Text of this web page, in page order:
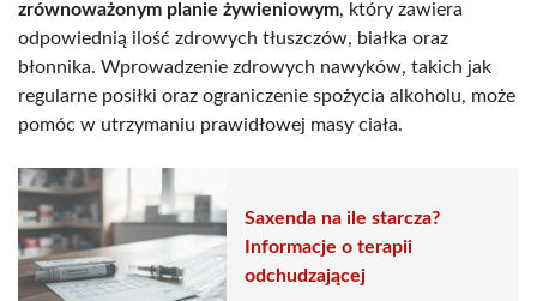
zrównoważonym planie żywieniowym, który zawiera
odpowiednią ilość zdrowych tłuszczów, białka oraz
błonnika. Wprowadzenie zdrowych nawyków, takich jak
regularne posiłki oraz ograniczenie spożycia alkoholu, może
pomóc w utrzymaniu prawidłowej masy ciała.
Saxenda na ile starcza?
Informacje o terapii
odchudzającej